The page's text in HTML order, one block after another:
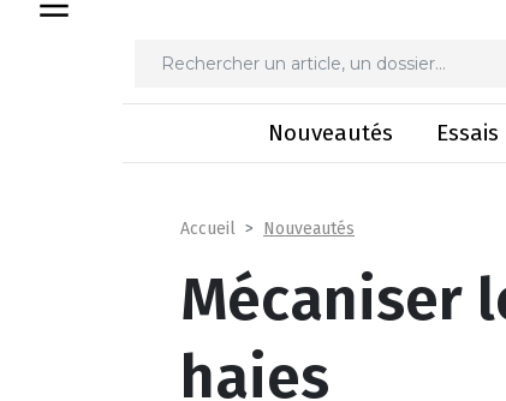
Nouveautés
Accueil Nouveautés
Mécaniser
haies